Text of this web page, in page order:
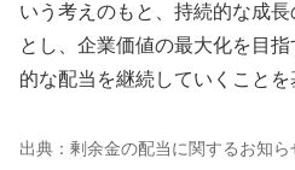
いう考えのもと、持続的な成
とし、企業価値の最大化を目
的な配当を継続していくことを
出典：剰余金の配当に関するお知ら